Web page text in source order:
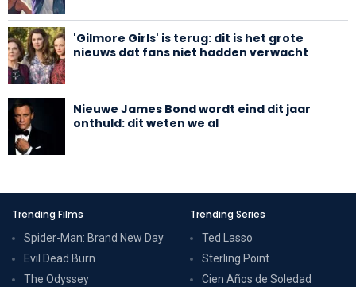
'Gilmore Girls' is terug: dit is het grote
nieuws dat fans niet hadden verwacht
Nieuwe James Bond wordt eind dit jaar
onthuld: dit weten we al
Trending Films
Spider-Man: Brand New Day
Evil Dead Burn
The Odyssey
Trending Series
Ted Lasso
Sterling Point
Cien Años de Soledad